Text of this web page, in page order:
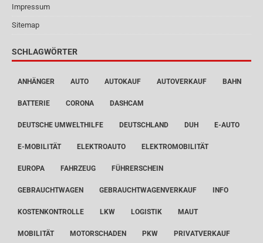
Impressum
Sitemap
SCHLAGWÖRTER
ANHÄNGER AUTO AUTOKAUF AUTOVERKAUF BAHN
BATTERIE CORONA DASHCAM
DEUTSCHE UMWELTHILFE DEUTSCHLAND DUH E-AUTO
E-MOBILITÄT ELEKTROAUTO ELEKTROMOBILITÄT
EUROPA FAHRZEUG FÜHRERSCHEIN
GEBRAUCHTWAGEN GEBRAUCHTWAGENVERKAUF INFO
KOSTENKONTROLLE LKW LOGISTIK MAUT
MOBILITÄT MOTORSCHADEN PKW PRIVATVERKAUF